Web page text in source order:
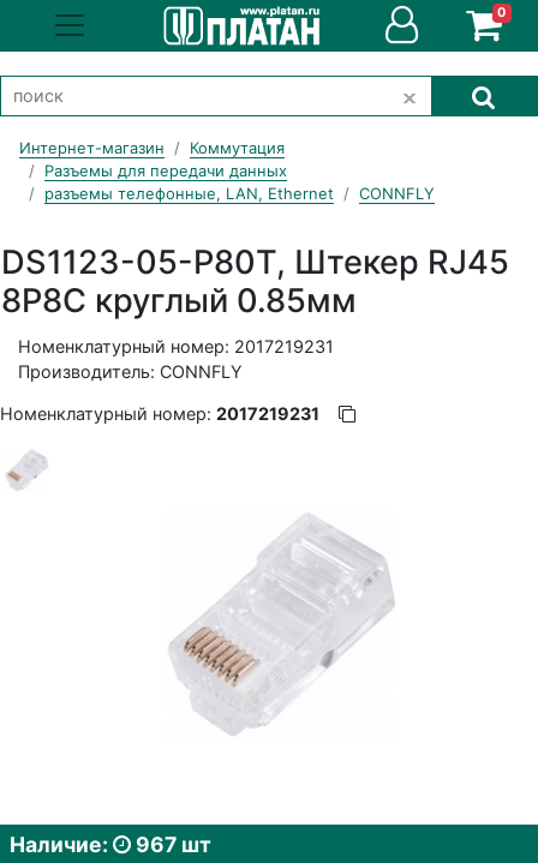
0
Интернет-магазин
Коммутация
Разъемы для передачи данных
разъемы телефонные, LAN, Ethernet
CONNFLY
DS1123-05-P80T, Штекер RJ45
8P8C круглый 0.85мм
Номенклатурный номер: 2017219231
Производитель: CONNFLY
Номенклатурный номер: 2017219231
Наличие: 967 шт